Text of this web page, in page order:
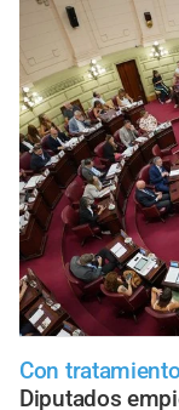
Con
Diputados